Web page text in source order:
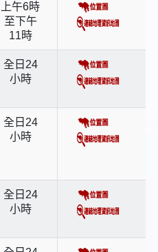
上午6時
至下午
11時
全日24
小時
全日24
小時
全日24
小時